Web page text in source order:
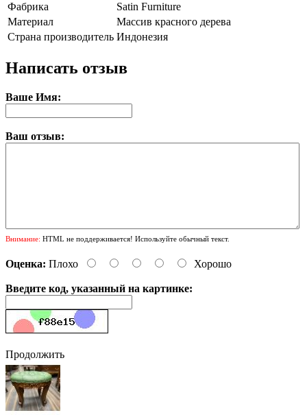
Фабрика
Satin Furniture
Материал
Массив красного дерева
Страна производитель Индонезия
Написать отзыв
Ваше Имя:
Ваш отзыв:
Внимание: HTML не поддерживается! Используйте обычный текст.
Оценка: Плохо Хорошо
Введите код, указанный на картинке:
Продолжить